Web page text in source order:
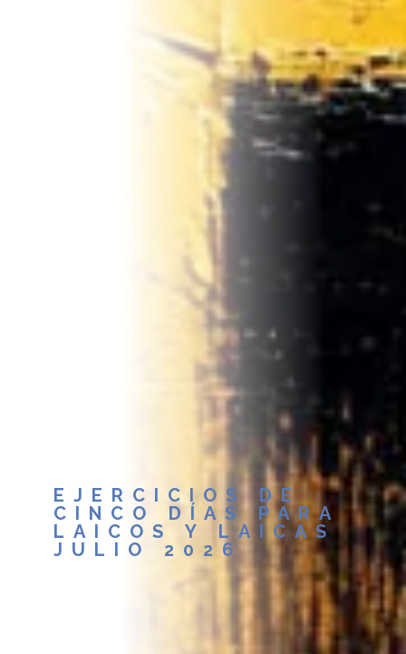
EJERCICIOS DE
CINCO DÍAS PARA
LAICOS Y LAICAS
JULIO 2026